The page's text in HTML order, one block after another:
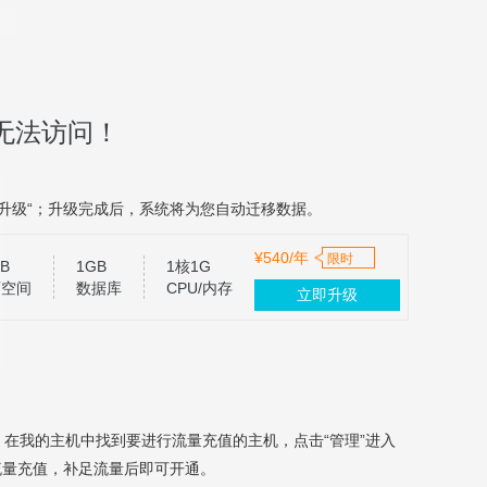
访问！
“；升级完成后，系统将为您自动迁移数据。
间
1GB
数据库
1核1G
CPU/内存
¥540/年 限时
立即升级
在我的主机中找到要进行流量充值的主机，点击“管理”进入
充值，补足流量后即可开通。